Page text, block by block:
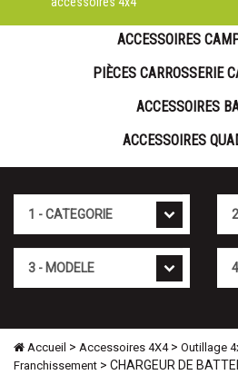
ACCESSOIRES
PIÈCES CARROSSERIE
ACCESSOIRES
ACCESSOIRES
Accueil > Accessoires 4X4> Outillage
Franchissement > CHARGEUR DE